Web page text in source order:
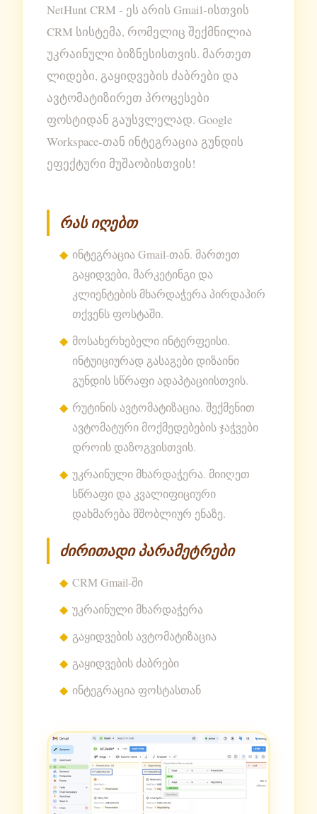
NetHunt CRM - ეს არის Gmail-ისთვის
CRM სისტემა, რომელიც შექმნილია
უკრაინული ბიზნესისთვის. მართეთ
ლიდები, გაყიდვების ძაბრები და
ავტომატიზირეთ პროცესები
ფოსტიდან გაუსვლელად. Google
Workspace-თან ინტეგრაცია გუნდის
ეფექტური მუშაობისთვის!
რას იღებთ
ინტეგრაცია Gmail-თან. მართეთ
გაყიდვები, მარკეტინგი და
კლიენტების მხარდაჭერა პირდაპირ
თქვენს ფოსტაში.
მოსახერხებელი ინტერფეისი.
ინტუიციურად გასაგები დიზაინი
გუნდის სწრაფი ადაპტაციისთვის.
რუტინის ავტომატიზაცია. შექმენით
ავტომატური მოქმედებების ჯაჭვები
დროის დაზოგვისთვის.
უკრაინული მხარდაჭერა. მიიღეთ
სწრაფი და კვალიფიციური
დახმარება მშობლიურ ენაზე.
ძირითადი პარამეტრები
CRM Gmail-ში
უკრაინული მხარდაჭერა
გაყიდვების ავტომატიზაცია
გაყიდვების ძაბრები
ინტეგრაცია ფოსტასთან